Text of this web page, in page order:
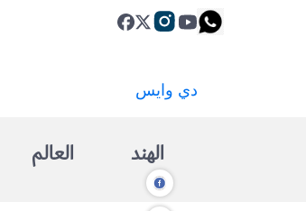
العالم الهند